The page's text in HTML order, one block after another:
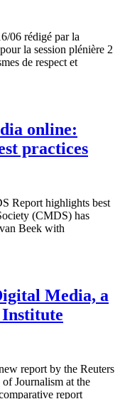
06 rédigé par la
la session plénière 2
de respect et
online:
practices
Report highlights best
(CMDS) has
Beek with
Media, a
report by the Reuters
Journalism at the
report